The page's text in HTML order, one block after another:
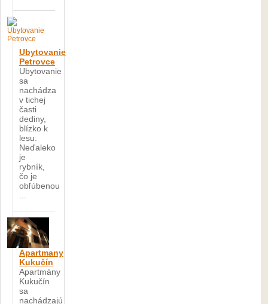
Ubytovanie
Petrovce
Ubytovanie
sa
nachádza
v tichej
časti
dediny,
blízko k
lesu.
Neďaleko
je
rybník,
čo je
obľúbenou
Apartmany
Kukučín
Apartmány
Kukučín
sa
nachádzajú